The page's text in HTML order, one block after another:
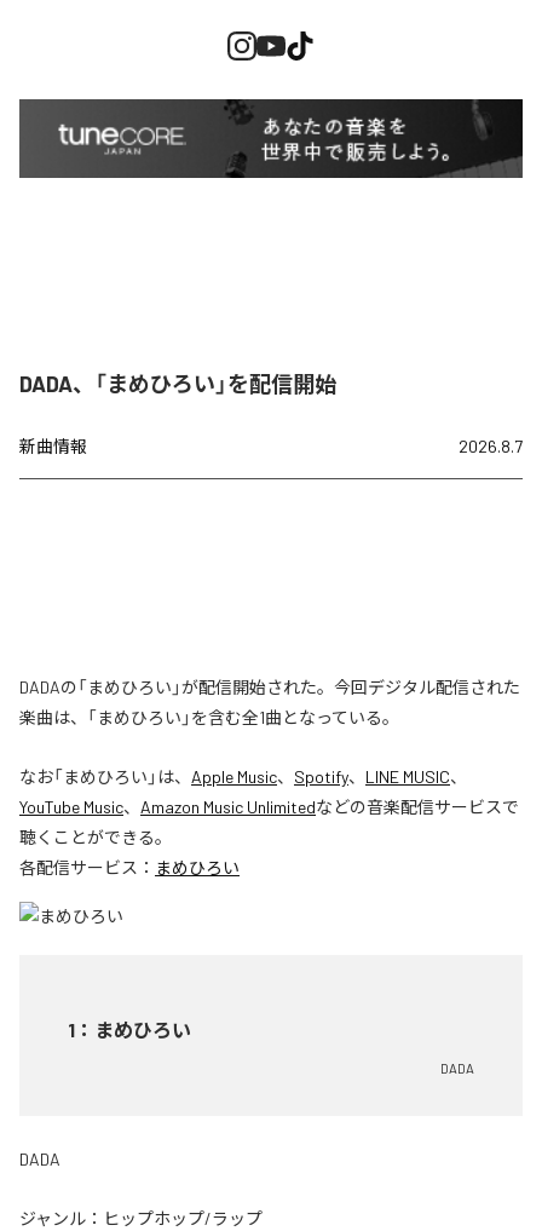
DADA、「まめひろい」を配信開始
新曲情報 2026.8.7
DADAの「まめひろい」が配信開始された。今回デジタル配信された
楽曲は、「まめひろい」を含む全1曲となっている。
なお「まめひろい 」は、 Apple Music、 Spotify、 LINE MUSIC、
YouTube Music、 Amazon Music Unlimitedなどの音楽配信サービスで
聴くことができる。
各配信サービス： まめひろい
1 ： まめひろい
DADA
DADA
ジャンル： ヒップホップ/ラップ